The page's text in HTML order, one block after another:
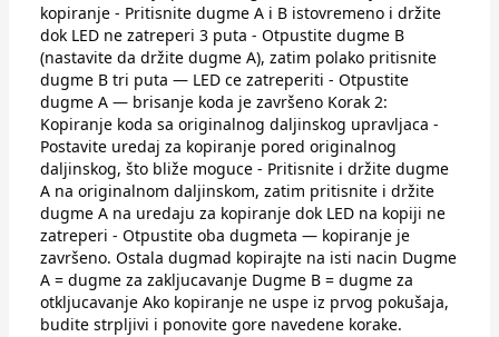
kopiranje - Pritisnite dugme A i B istovremeno i držite
dok LED ne zatreperi 3 puta - Otpustite dugme B
(nastavite da držite dugme A), zatim polako pritisnite
dugme B tri puta — LED ce zatreperiti - Otpustite
dugme A — brisanje koda je završeno Korak 2:
Kopiranje koda sa originalnog daljinskog upravljaca -
Postavite uredaj za kopiranje pored originalnog
daljinskog, što bliže moguce - Pritisnite i držite dugme
A na originalnom daljinskom, zatim pritisnite i držite
dugme A na uredaju za kopiranje dok LED na kopiji ne
zatreperi - Otpustite oba dugmeta — kopiranje je
završeno. Ostala dugmad kopirajte na isti nacin Dugme
A = dugme za zakljucavanje Dugme B = dugme za
otkljucavanje Ako kopiranje ne uspe iz prvog pokušaja,
budite strpljivi i ponovite gore navedene korake.